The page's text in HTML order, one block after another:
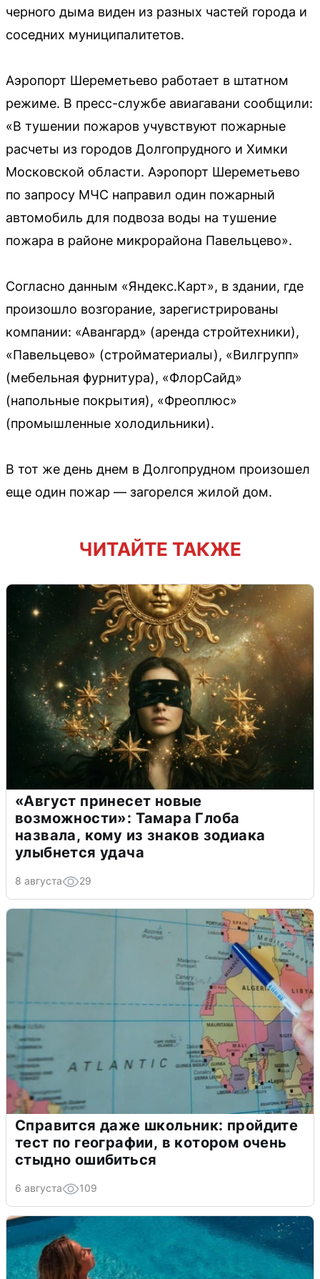
черного дыма виден из разных частей города и
соседних муниципалитетов.
Аэропорт Шереметьево работает в штатном
режиме. В пресс-службе авиагавани сообщили:
«В тушении пожаров учувствуют пожарные
расчеты из городов Долгопрудного и Химки
Московской области. Аэропорт Шереметьево
по запросу МЧС направил один пожарный
автомобиль для подвоза воды на тушение
пожара в районе микрорайона Павельцево».
Согласно данным «Яндекс.Карт», в здании, где
произошло возгорание, зарегистрированы
компании: «Авангард» (аренда стройтехники),
«Павельцево» (стройматериалы), «Вилгрупп»
(мебельная фурнитура), «ФлорСайд»
(напольные покрытия), «Фреоплюс»
(промышленные холодильники).
В тот же день днем в Долгопрудном произошел
еще один пожар — загорелся жилой дом.
ЧИТАЙТЕ ТАКЖЕ
«Август принесет новые
возможности»: Тамара Глоба
назвала, кому из знаков зодиака
улыбнется удача
8 августа 29
Справится даже школьник: пройдите
тест по географии, в котором очень
стыдно ошибиться
6 августа 109